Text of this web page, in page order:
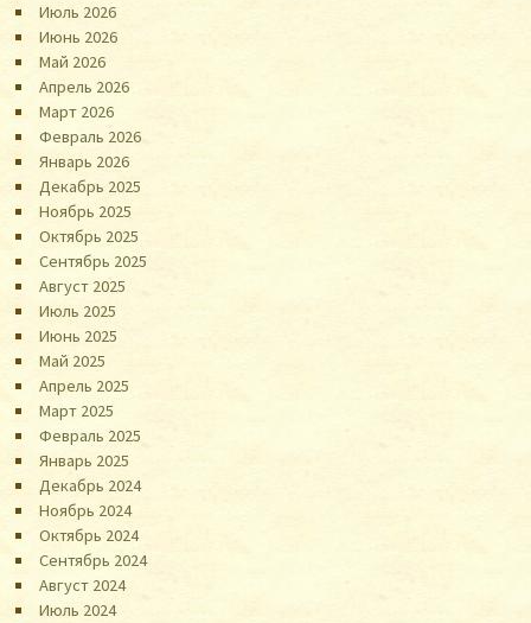
Июль 2026
Июнь 2026
Май 2026
Апрель 2026
Март 2026
Февраль 2026
Январь 2026
Декабрь 2025
Ноябрь 2025
Октябрь 2025
Сентябрь 2025
Август 2025
Июль 2025
Июнь 2025
Май 2025
Апрель 2025
Март 2025
Февраль 2025
Январь 2025
Декабрь 2024
Ноябрь 2024
Октябрь 2024
Сентябрь 2024
Август 2024
Июль 2024